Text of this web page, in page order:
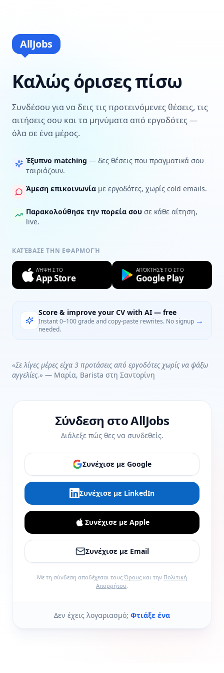
AllJobs
Καλώς όρισες πίσω
Συνδέσου για να δεις τις προτεινόμενες θέσεις, τις
αιτήσεις σου και τα μηνύματα από εργοδότες —
όλα σε ένα μέρος.
Έξυπνο matching — δες θέσεις που πραγματικά σου
ταιριάζουν.
Άμεση επικοινωνία με εργοδότες, χωρίς cold emails.
Παρακολούθησε την πορεία σου σε κάθε αίτηση,
live.
ΚΑΤΈΒΑΣΕ ΤΗΝ ΕΦΑΡΜΟΓΉ
ΛΉΨΗ ΣΤΟ
App Store
ΑΠΌΚΤΗΣΈ ΤΟ ΣΤΟ
Google Play
Score & improve your CV with AI — free
Instant 0–100 grade and copy-paste rewrites. No signup
needed.
→
«Σε λίγες μέρες είχα 3 προτάσεις από εργοδότες χωρίς να ψάξω
αγγελίες.» — Μαρία, Barista στη Σαντορίνη
Σύνδεση στο AllJobs
Διάλεξε πώς θες να συνδεθείς.
Συνέχισε με Google
Συνέχισε με LinkedIn
Συνέχισε με Apple
Συνέχισε με Email
Με τη σύνδεση αποδέχεσαι τους Όρους και την Πολιτική
Απορρήτου.
Δεν έχεις λογαριασμό; Φτιάξε ένα